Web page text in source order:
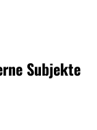
Subjekte